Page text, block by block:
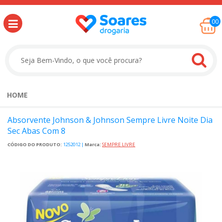
00
HOME
Absorvente Johnson & Johnson Sempre Livre Noite Dia
Sec Abas Com 8
CÓDIGO DO PRODUTO: 1252012 | Marca: SEMPRE LIVRE